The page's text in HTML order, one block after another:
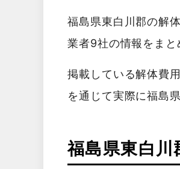
福島県東白川郡の解
業者9社の情報をまと
掲載している解体費
を通じて実際に福島
福島県東白川